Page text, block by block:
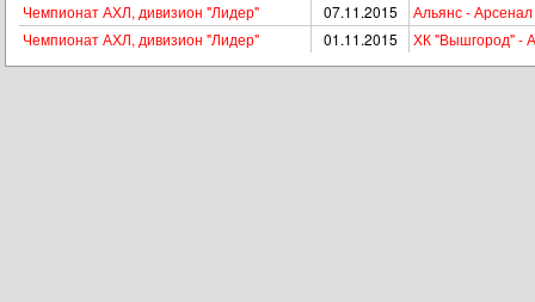
Чемпионат АХЛ, дивизион "Лидер"
07.11.2015
Альянс -
Чемпионат АХЛ, дивизион "Лидер"
01.11.2015 ХК "Вышгород" -